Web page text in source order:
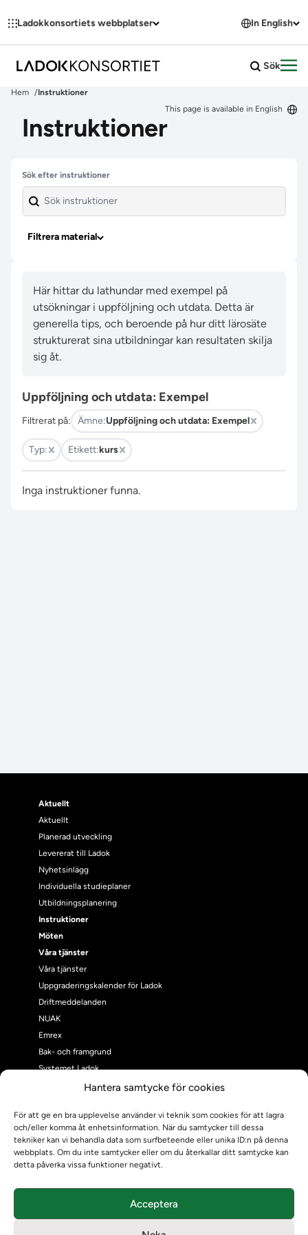
Hantera samtycke för cookies
För att ge en bra upplevelse använder vi teknik som cookies för att lagra
och/eller komma åt enhetsinformation. När du samtycker till dessa
tekniker kan vi behandla data som surfbeteende eller unika ID:n på denna
webbplats. Om du inte samtycker eller om du återkallar ditt samtycke kan
detta påverka vissa funktioner negativt.
Acceptera
Ladokkonsortiets webbplatser In English
Sök
Hem
Instruktioner
This page is available in English
Instruktioner
Hoppa över filter
Sök efter instruktioner
Filtrera material
Här hittar du lathundar med exempel på
utsökningar i uppföljning och utdata. Detta är
generella tips, och beroende på hur ditt lärosäte
strukturerat sina utbildningar kan resultaten skilja
sig åt.
Uppföljning och utdata: Exempel
Filtrerat på: Ämne:Uppföljning och utdata: Exempel
Typ: Etikett:kurs
Inga instruktioner funna.
Aktuellt
Aktuellt
Planerad utveckling
Levererat till Ladok
Nyhetsinlägg
Individuella studieplaner
Utbildningsplanering
Instruktioner
Möten
Våra tjänster
Våra tjänster
Uppgraderingskalender för Ladok
Driftmeddelanden
NUAK
Emrex
Bak- och framgrund
Systemet Ladok
Verifiera eller kontrollera bevis
Om oss
Om oss
Om Ladokkonsortiet
Ladokkonsortiet internationellt
Teamens sammansättning och arbetet på Ladokkonsortiet
Användarkontakter